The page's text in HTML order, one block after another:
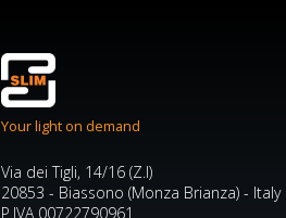
Your light on demand
Via dei Tigli, 14/16 (Z.I)
20853 - Biassono (Monza Brianza) - Italy
P.IVA 00722790961